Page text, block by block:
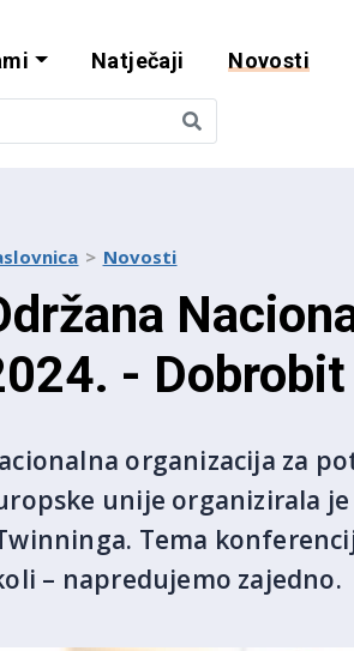
za
Natječaji Novosti
Novosti
-
organizacija za
unije organizirala
Tema
– napredujemo zajedno.